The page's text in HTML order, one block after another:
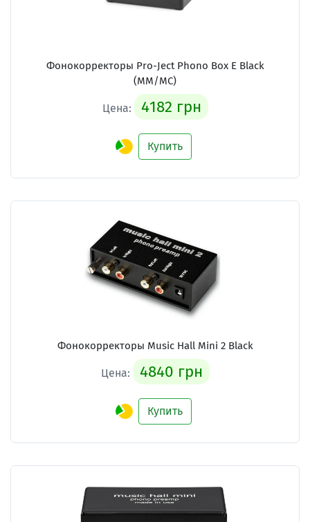
Фонокорректоры Pro-Ject Phono Box E Black
(MM/MC)
Цена: 4182 грн
Купить
Фонокорректоры Music Hall Mini 2 Black
Цена: 4840 грн
Купить